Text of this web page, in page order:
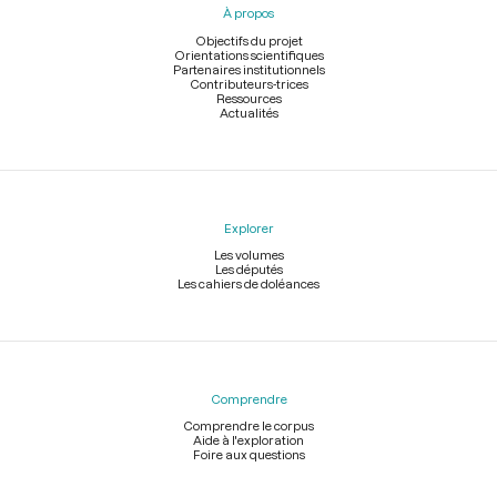
À propos
Objectifs du projet
Orientations scientifiques
Partenaires institutionnels
Contributeurs-trices
Ressources
Actualités
Explorer
Les volumes
Les députés
Les cahiers de doléances
Comprendre
Comprendre le corpus
Aide à l'exploration
Foire aux questions